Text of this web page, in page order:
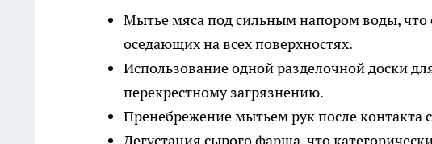
Мытье мяса под сильным напором воды, что
оседающих на всех поверхностях.
Использование одной разделочной доски
перекрестному загрязнению.
Пренебрежение мытьем рук после контакта